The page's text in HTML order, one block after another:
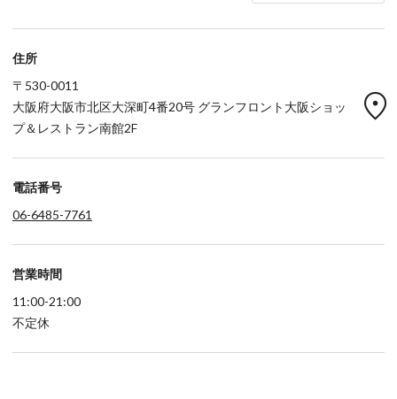
住所
〒530-0011
大阪府大阪市北区大深町4番20号 グランフロント大阪ショッ
プ＆レストラン南館2F
location_on
電話番号
06-6485-7761
営業時間
11:00-21:00
不定休